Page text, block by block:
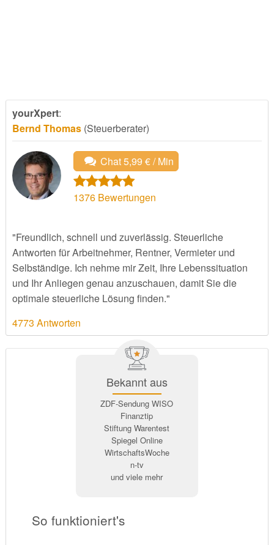
yourXpert:
Bernd Thomas(Steuerberater)
Chat 5,99 € / Min
1376Bewertungen
"Freundlich, schnell und zuverlässig. Steuerliche
Antworten für Arbeitnehmer, Rentner, Vermieter und
Selbständige. Ich nehme mir Zeit, Ihre Lebenssituation
und Ihr Anliegen genau anzuschauen, damit Sie die
optimale steuerliche Lösung finden."
4773 Antworten
Bekannt aus
ZDF-Sendung WISO
Finanztip
Stiftung Warentest
Spiegel Online
WirtschaftsWoche
n-tv
und viele mehr
So funktioniert's